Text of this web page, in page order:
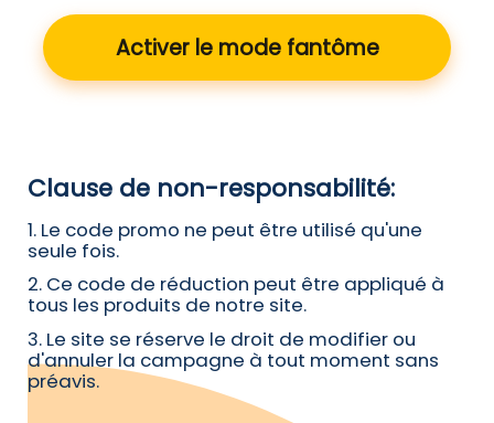
Activer le mode fantôme
Clause de non-responsabilité:
1. Le code promo ne peut être utilisé qu'une
seule fois.
2. Ce code de réduction peut être appliqué à
tous les produits de notre site.
3. Le site se réserve le droit de modifier ou
d'annuler la campagne à tout moment sans
préavis.